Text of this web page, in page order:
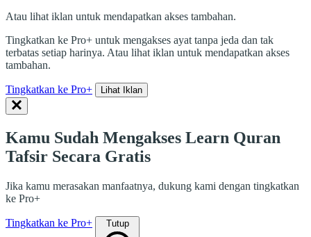
Atau lihat iklan untuk mendapatkan akses tambahan.
Tingkatkan ke Pro+ untuk mengakses ayat tanpa jeda dan tak
terbatas setiap harinya. Atau lihat iklan untuk mendapatkan akses
tambahan.
Tingkatkan ke Pro+ Lihat Iklan
Kamu Sudah Mengakses Learn Quran
Tafsir Secara Gratis
Jika kamu merasakan manfaatnya, dukung kami dengan tingkatkan
ke Pro+
Tingkatkan ke Pro+ Tutup